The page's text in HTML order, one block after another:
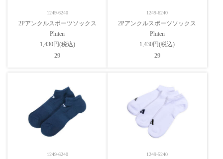
1249-6240
2Pアンクルスポーツソックス
Phiten
1,430円(税込)
29
1249-6240
2Pアンクルスポーツソックス
Phiten
1,430円(税込)
29
1249-6240 1249-5240